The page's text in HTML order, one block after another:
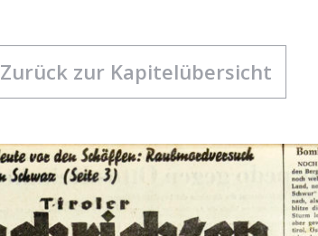
Zurück zur Kapitelübersicht